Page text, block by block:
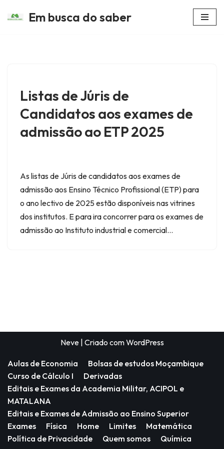
Em busca do saber
Listas de Júris de
Candidatos aos exames de
admissão ao ETP 2025
As listas de Júris de candidatos aos exames de
admissão aos Ensino Técnico Profissional (ETP) para
o ano lectivo de 2025 estão disponíveis nas vitrines
dos institutos. E para ira concorrer para os exames de
admissão ao Instituto industrial e comercial…
Neve| Criado comWordPress
Aulas de Economia
Bolsas de estudos Moçambique
Curso de Cálculo I
Derivadas
Editais e Exames da Academia Militar, ACIPOL e
MATALANA
Editais e Exames de Admissão ao Ensino Superior
Exames
Física Home Limites
Matemática
Política de Privacidade
Quem somos Química